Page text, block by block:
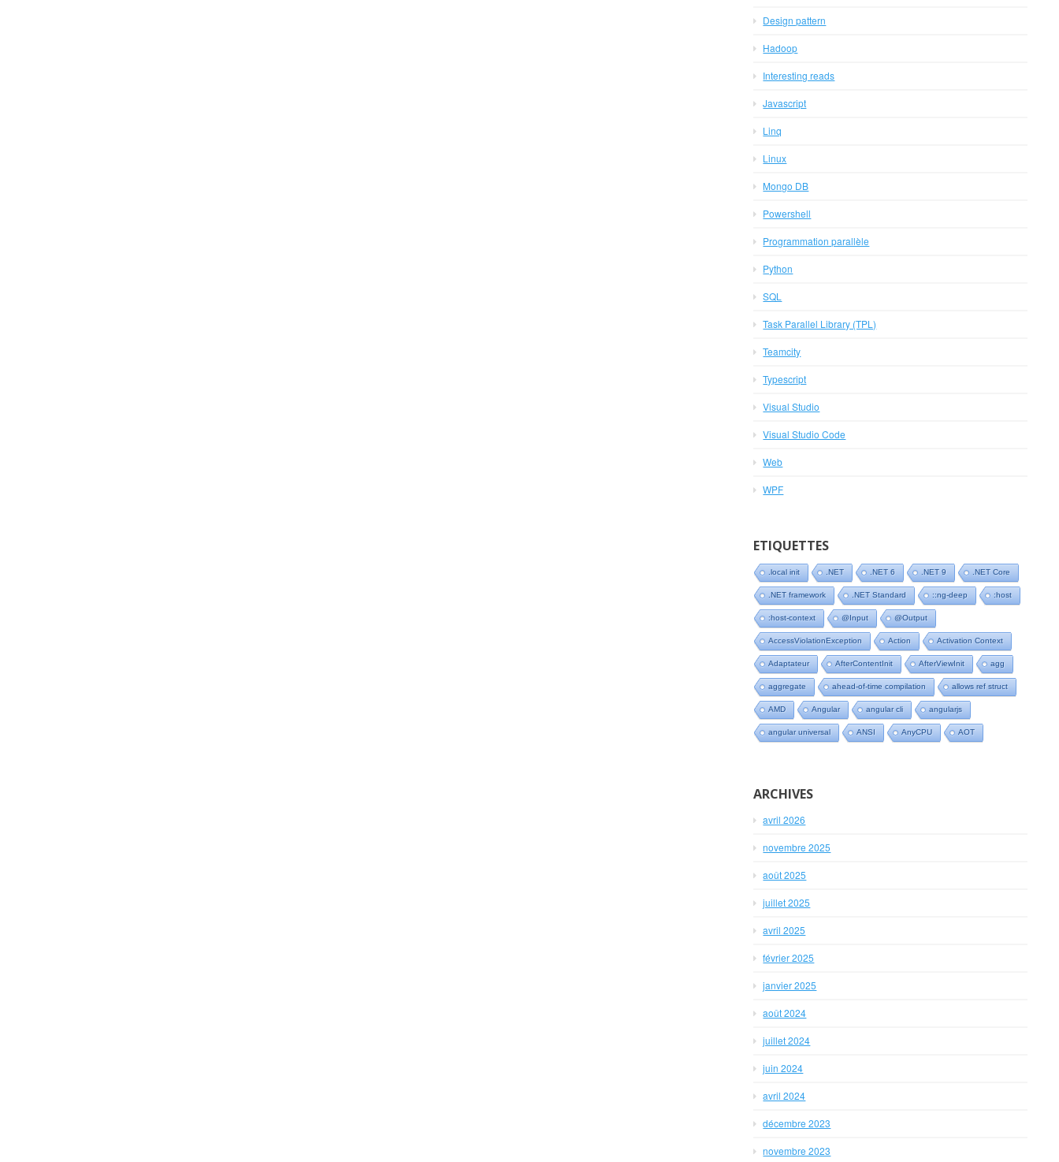
Design pattern
Hadoop
Interesting reads
Javascript
Linq
Linux
Mongo DB
Powershell
Programmation parallèle
Python
SQL
Task Parallel Library (TPL)
Teamcity
Typescript
Visual Studio
Visual Studio Code
Web
WPF
ETIQUETTES
.local init .NET .NET 6 .NET 9 .NET Core
.NET framework .NET Standard ::ng-deep :host
:host-context @Input @Output
AccessViolationException Action Activation Context
Adaptateur AfterContentInit AfterViewInit agg
aggregate ahead-of-time compilation allows ref struct
AMD Angular angular cli angularjs
angular universal ANSI AnyCPU AOT
ARCHIVES
avril 2026
novembre 2025
août 2025
juillet 2025
avril 2025
février 2025
janvier 2025
août 2024
juillet 2024
juin 2024
avril 2024
décembre 2023
novembre 2023